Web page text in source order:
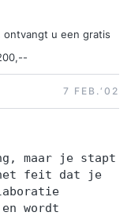
u een gratis
7 FEB.‘02
maar je stapt
het feit dat je
wordt